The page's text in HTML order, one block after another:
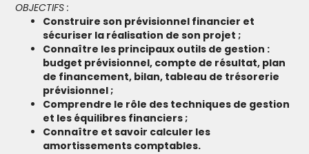
OBJECTIFS :
Construire son prévisionnel financier et
sécuriser la réalisation de son projet ;
Connaître les principaux outils de gestion :
budget prévisionnel, compte de résultat, plan
de financement, bilan, tableau de trésorerie
prévisionnel ;
Comprendre le rôle des techniques de gestion
et les équilibres financiers ;
Connaître et savoir calculer les
amortissements comptables.